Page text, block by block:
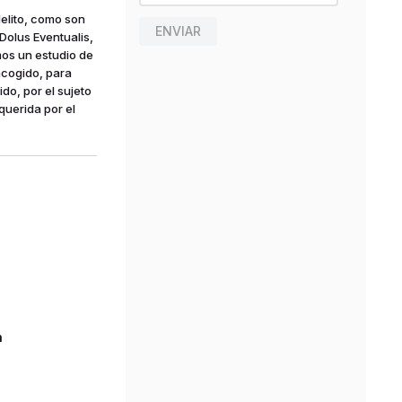
como son
Eventualis,
un estudio de
para
por el sujeto
por el
ENVIAR